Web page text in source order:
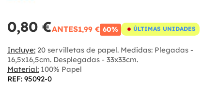
0,80 €ANTES1,99 € 60% ÚLTIMAS UNIDADES
Incluye: 20 servilletas de papel. Medidas: Plegadas -
16,5x16,5cm. Desplegadas - 33x33cm.
Material: 100% Papel
REF: 95092-0